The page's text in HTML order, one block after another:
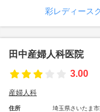
彩レディース
田中産婦人科医院
3.00
産婦人科
住所
埼玉県さいたま